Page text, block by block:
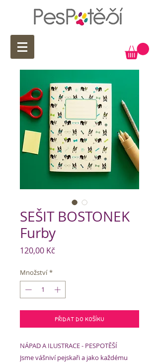
SEŠIT BOSTONEK
Furby
120,00 Kč
Množství *
PŘIDAT DO KOŠÍKU
NÁPAD A ILUSTRACE - PESPOTĚŠÍ
Jsme vášniví pejskaři a jako každému